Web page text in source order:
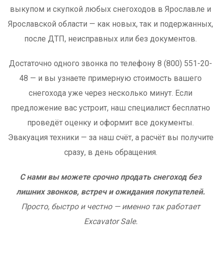
выкупом и скупкой любых снегоходов в Ярославле и
Ярославской области — как новых, так и подержанных,
после ДТП, неисправных или без документов.
Достаточно одного звонка по телефону 8 (800) 551-20-
48 — и вы узнаете примерную стоимость вашего
снегохода уже через несколько минут. Если
предложение вас устроит, наш специалист бесплатно
проведёт оценку и оформит все документы.
Эвакуация техники — за наш счёт, а расчёт вы получите
сразу, в день обращения.
С нами вы можете срочно продать снегоход без
лишних звонков, встреч и ожидания покупателей.
Просто, быстро и честно — именно так работает
Excavator Sale.